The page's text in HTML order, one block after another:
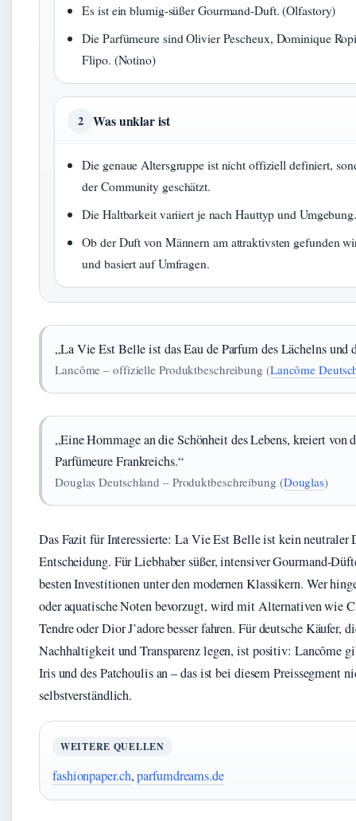
Es ist ein blumig-süßer Gourmand-Duft. (Olfastory)
Die Parfümeure sind Olivier Pescheux, Dominique
Flipo. (Notino)
2 Was unklar ist
Die genaue Altersgruppe ist nicht offiziell definiert,
der Community geschätzt.
Die Haltbarkeit variiert je nach Hauttyp und Umgebung.
Ob der Duft von Männern am attraktivsten gefunden
und basiert auf Umfragen.
„La Vie Est Belle ist das Eau de Parfum des Lächelns und
Lancôme – offizielle Produktbeschreibung (Lancôme
„Eine Hommage an die Schönheit des Lebens, kreiert von
Parfümeure Frankreichs.“
Douglas Deutschland – Produktbeschreibung (Douglas)
Das Fazit für Interessierte: La Vie Est Belle ist kein neutraler
Entscheidung. Für Liebhaber süßer, intensiver Gourmand-
besten Investitionen unter den modernen Klassikern. Wer
oder aquatische Noten bevorzugt, wird mit Alternativen wie
Tendre oder Dior J’adore besser fahren. Für deutsche Käufer,
Nachhaltigkeit und Transparenz legen, ist positiv: Lancôme
Iris und des Patchoulis an – das ist bei diesem Preissegment
selbstverständlich.
WEITERE QUELLEN
fashionpaper.ch,parfumdreams.de